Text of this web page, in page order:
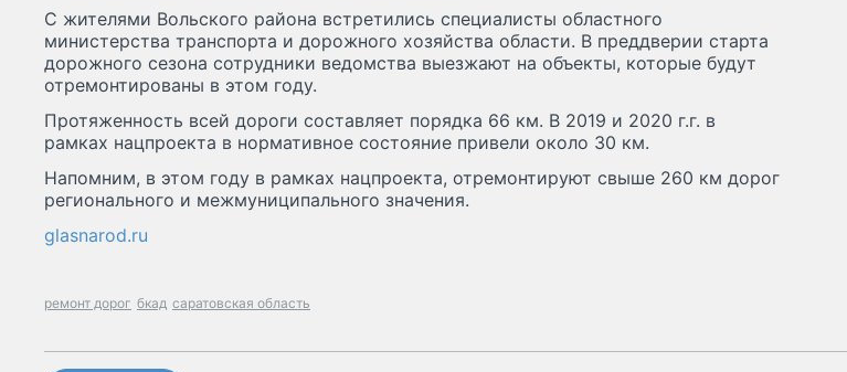
С жителями Вольского района встретились специалисты областного
министерства транспорта и дорожного хозяйства области. В преддверии старта
дорожного сезона сотрудники ведомства выезжают на объекты, которые будут
отремонтированы в этом году.
Протяженность всей дороги составляет порядка 66 км. В 2019 и 2020 г.г. в
рамках нацпроекта в нормативное состояние привели около 30 км.
Напомним, в этом году в рамках нацпроекта, отремонтируют свыше 260 км дорог
регионального и межмуниципального значения.
glasnarod.ru
ремонт дорог бкад саратовская область